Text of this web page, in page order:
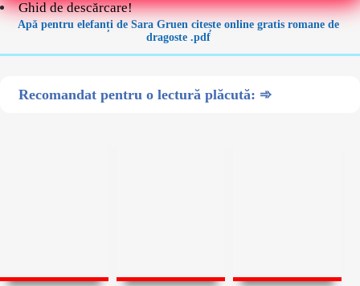
Ghid de descărcare!
Apă pentru elefanți de Sara Gruen citește online gratis romane de
dragoste .pdf
Recomandat pentru o lectură plăcută: ➾